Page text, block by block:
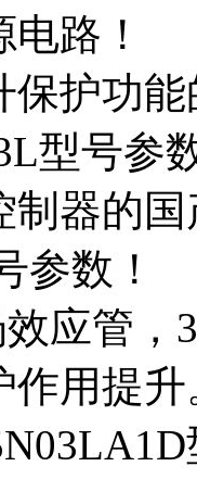
路！
保护功
型号参
制器的
参数！
应管
作用提升